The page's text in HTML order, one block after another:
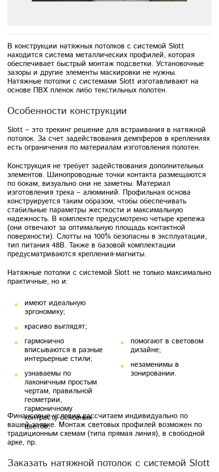
В конструкции натяжных потолков с системой Slott
находится система металлических профилей, которая
обеспечивает быстрый монтаж подсветки. Установочные
зазоры и другие элементы маскировки не нужны.
Натяжные потолки с системами Slott изготавливают на
основе ПВХ пленок либо текстильных полотен.
Особенности конструкции
Slott – это трекинг решение для встраивания в натяжной
потолок. За счет задействования демпферов в креплениях
есть ограничения по материалам изготовления полотен.
Конструкция не требует задействования дополнительных
элементов. Шинопроводные точки контакта размещаются
по бокам, визуально они не заметны. Материал
изготовления трека – алюминий. Профильная основа
конструируется таким образом, чтобы обеспечивать
стабильные параметры жесткости и максимальную
надежность. В комплекте предусмотрено четыре крепежа
(они отвечают за оптимальную площадь контактной
поверхности). Слотты на 100% безопасны в эксплуатации,
тип питания 48В. Также в базовой комплектации
предусматриваются крепления-магниты.
Натяжные потолки с системой Slott не только максимально
практичные, но и:
имеют идеальную
эргономику;
красиво выглядят;
гармонично
вписываются в разные
интерьерные стили;
узнаваемы по
лаконичным простым
чертам, правильной
помогают в световом
дизайне;
незаменимы в
зонировании.
Финансовые условия рассчитаем индивидуально по
вашей заявке. Монтаж световых профилей возможен по
традиционным схемам (типа прямая линия), в свободной
арке, пр.
Заказать натяжной потолок с системой Slott